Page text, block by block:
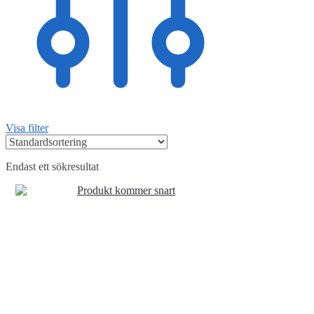
Visa filter
Endast ett sökresultat